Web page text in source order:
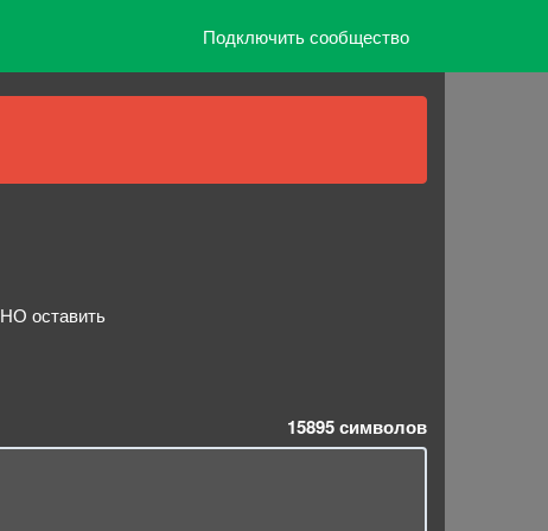
Подключить сообщество
оставить
15895символов